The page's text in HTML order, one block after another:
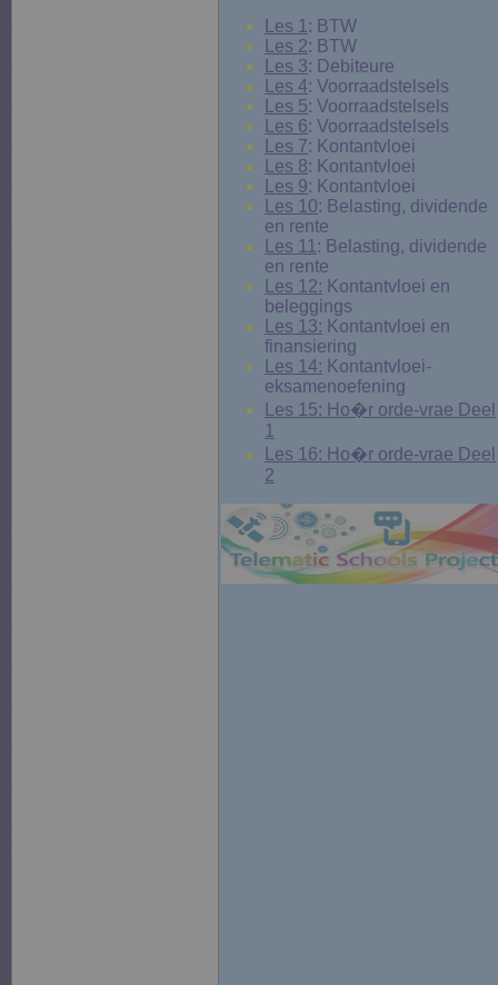
Les 1 : BTW
Les 2: BTW
Les 3: Debiteure
Les 4: Voorraadstelsels
Les 5: Voorraadstelsels
Les 6: Voorraadstelsels
Les 7: Kontantvloei
Les 8: Kontantvloei
Les 9: Kontantvloei
Les 10: Belasting, dividende
en rente
Les 11 : Belasting, dividende
en rente
Les 12: Kontantvloei en
beleggings
Les 13: Kontantvloei en
finansiering
Les 14: Kontantvloei-
eksamenoefening
Les 15: Ho�r orde-vrae Deel
1
Les 16: Ho�r orde-vrae Deel
2